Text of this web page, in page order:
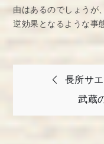
由はあるのでしょうが
逆効果となるような事
ナ
長所サ
武蔵